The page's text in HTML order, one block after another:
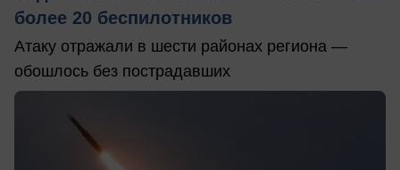
более 20 беспилотников
Атаку отражали в шести районах региона —
обошлось без пострадавших